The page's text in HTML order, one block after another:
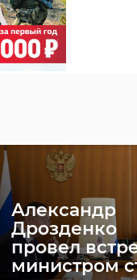
Александр
Дрозденко
провел
министром